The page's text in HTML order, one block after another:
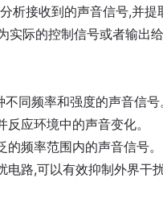
析接收到的声音信号,并
实际的控制信号或者输出给
同频率和强度的声音信号
应环境中的声音变化。
频率范围内的声音信号。
路,可以有效抑制外界干扰